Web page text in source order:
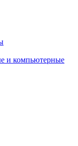
и компьютерные